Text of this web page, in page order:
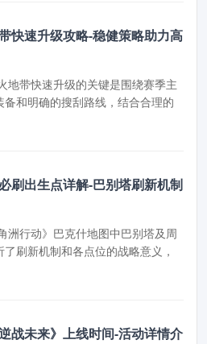
快速升级攻略-稳健策略助力高
地带快速升级的关键是围绕赛季主
和明确的搜刮路线，结合合理的
刷出生点详解-巴别塔刷新机制
洲行动》巴克什地图中巴别塔及周
刷新机制和各点位的战略意义，
战未来》上线时间-活动详情介